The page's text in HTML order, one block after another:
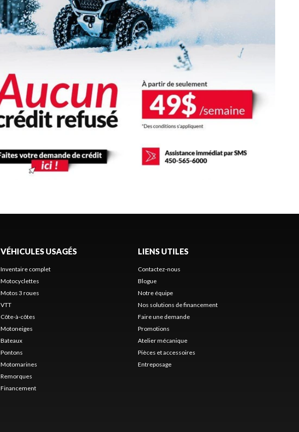
VÉHICULES USAGÉS
Inventaire complet
Motocyclettes
Motos 3 roues
VTT
Côte-à-côtes
Motoneiges
Bateaux
Pontons
Motomarines
Remorques
Financement
LIENS UTILES
Contactez-nous
Blogue
Notre équipe
Nos solutions de financement
Faire une demande
Promotions
Atelier mécanique
Pièces et accessoires
Entreposage